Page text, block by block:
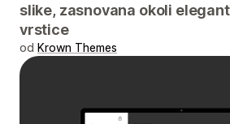
slike, zasnovana okoli
vrstice
od Krown Themes